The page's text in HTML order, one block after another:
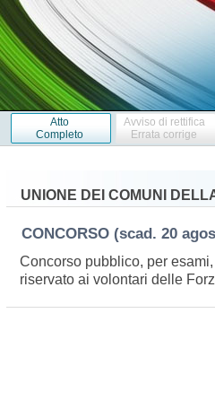
Atto
Completo
Avviso di rettifica
Errata corrige
UNIONE DEI COMUNI
CONCORSO (scad. 20
Concorso pubblico, per
riservato ai volontari delle